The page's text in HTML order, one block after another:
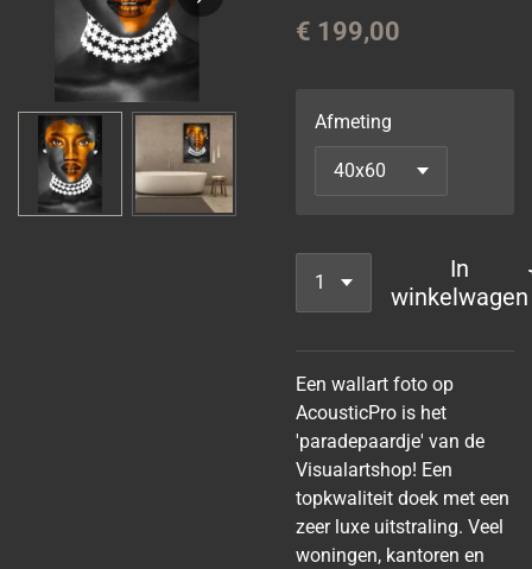
€ 199,00
Afmeting
In
winkelwagen
Een wallart foto op
AcousticPro is het
'paradepaardje' van de
Visualartshop! Een
topkwaliteit doek met een
zeer luxe uitstraling. Veel
woningen, kantoren en